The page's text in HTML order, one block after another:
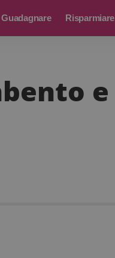
Guadagnare Risparmiare
e